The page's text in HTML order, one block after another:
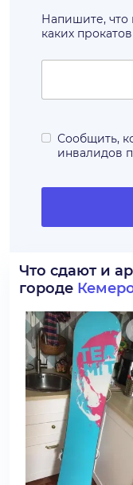
Напишите, что
каких
Сообщить,
инвалидов
Что сдают и
городе